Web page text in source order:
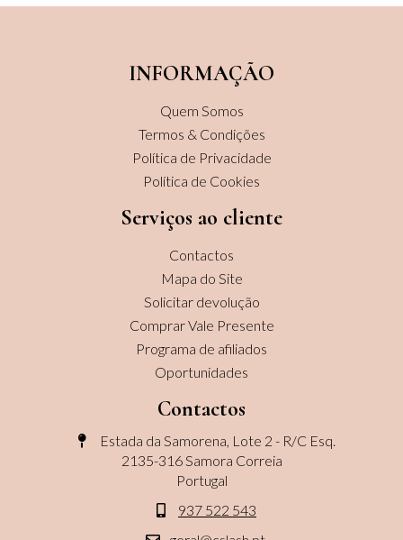
INFORMAÇÃO
Quem Somos
Termos & Condições
Política de Privacidade
Política de Cookies
Serviços ao cliente
Contactos
Mapa do Site
Solicitar devolução
Comprar Vale Presente
Programa de afiliados
Oportunidades
Contactos
Estada da Samorena, Lote 2 - R/C Esq.
2135-316 Samora Correia
Portugal
937 522 543